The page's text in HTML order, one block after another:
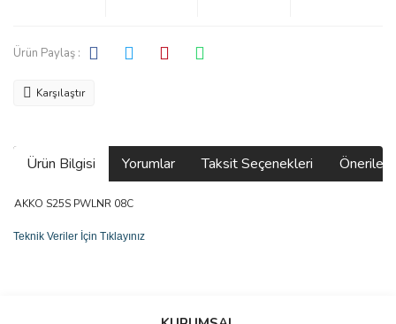
Ürün Paylaş :
Karşılaştır
Ürün Bilgisi Yorumlar Taksit Seçenekleri
AKKO S25S PWLNR 08C
Teknik Veriler İçin Tıklayınız
Bu ürüne ilk yorumu siz yapın!